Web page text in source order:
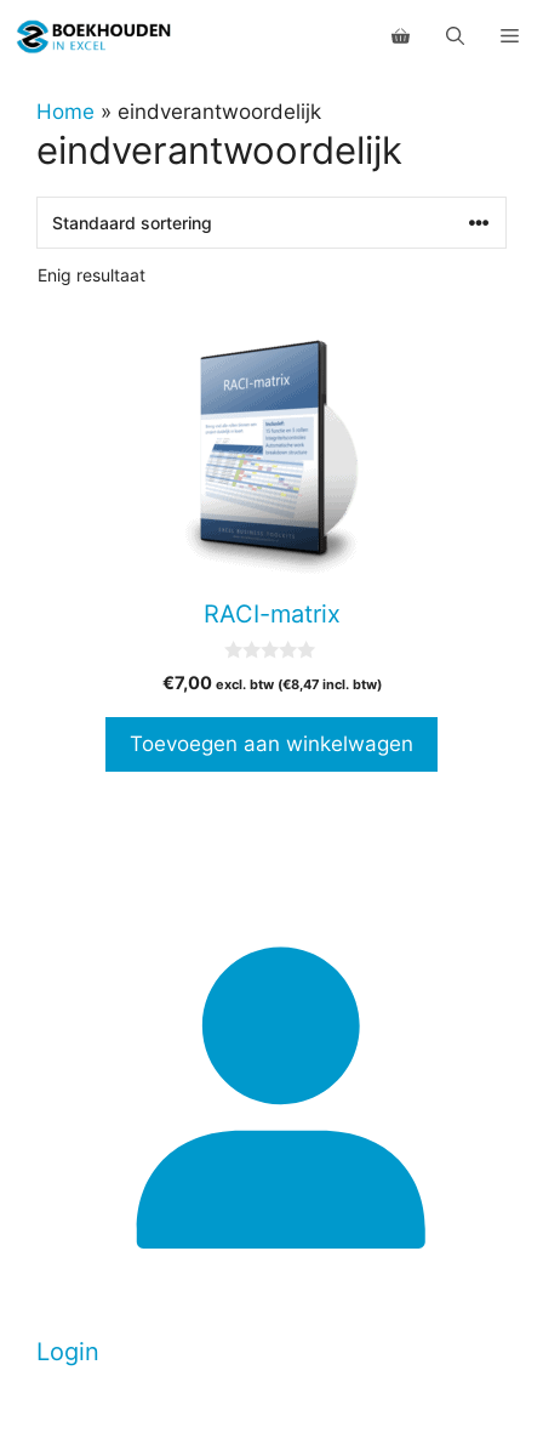
naar
inhoudHome » eindverantwoordelijk
eindverantwoordelijk
Enig resultaat
RACI-matrix
v
5
€7,00 excl. btw (€8,47incl. btw)
Toevoegen aan winkelwagen
Login